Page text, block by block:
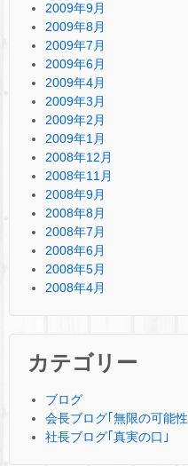
2009年9月
2009年8月
2009年7月
2009年6月
2009年4月
2009年3月
2009年2月
2009年1月
2008年12月
2008年11月
2008年9月
2008年8月
2008年7月
2008年6月
2008年5月
2008年4月
カテゴリー
ブログ
会長ブログ｢無限の可能
社長ブログ｢真実の口｣